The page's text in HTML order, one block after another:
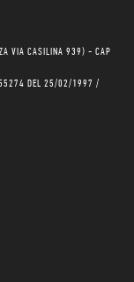
VIA CASILINA 939) - CAP
DEL 25/02/1997 /